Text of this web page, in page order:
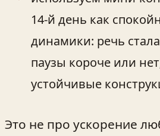
14-й день как
динамики: речь
паузы короче или
устойчивые
Это не про ускорение